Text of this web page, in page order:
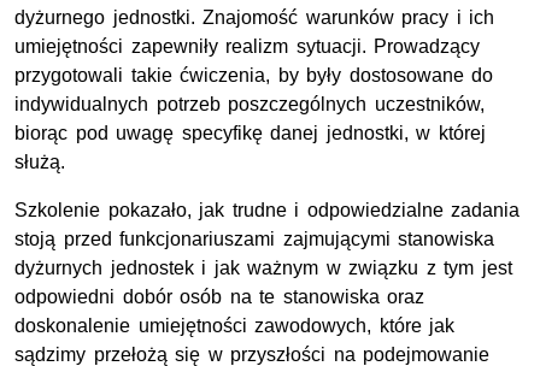
dyżurnego jednostki. Znajomość warunków pracy i ich
umiejętności zapewniły realizm sytuacji. Prowadzący
przygotowali takie ćwiczenia, by były dostosowane do
indywidualnych potrzeb poszczególnych uczestników,
biorąc pod uwagę specyfikę danej jednostki, w której
służą.
Szkolenie pokazało, jak trudne i odpowiedzialne zadania
stoją przed funkcjonariuszami zajmującymi stanowiska
dyżurnych jednostek i jak ważnym w związku z tym jest
odpowiedni dobór osób na te stanowiska oraz
doskonalenie umiejętności zawodowych, które jak
sądzimy przełożą się w przyszłości na podejmowanie